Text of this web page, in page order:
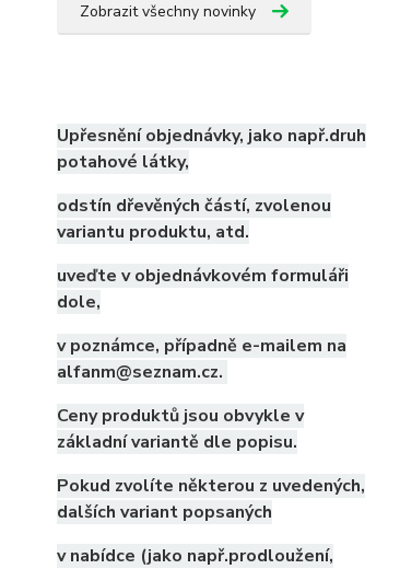
Zobrazit všechny novinky
Upřesnění objednávky, jako např.druh
potahové látky,
odstín dřevěných částí, zvolenou
variantu produktu, atd.
uveďte v objednávkovém formuláři
dole,
v poznámce, případně e-mailem na
alfanm@seznam.cz.
Ceny produktů jsou obvykle v
základní variantě dle popisu.
Pokud zvolíte některou z uvedených,
dalších variant popsaných
v nabídce (jako např.prodloužení,